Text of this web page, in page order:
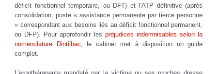
déficit fonctionnel temporaire, ou DFT) et l’ATP définitive (après
consolidation, poste « assistance permanente par tierce personne
» correspondant aux besoins liés au déficit fonctionnel permanent,
ou DFP). Pour approfondir les préjudices indemnisables selon la
nomenclature Dintilhac , le cabinet met à disposition un guide
complet.